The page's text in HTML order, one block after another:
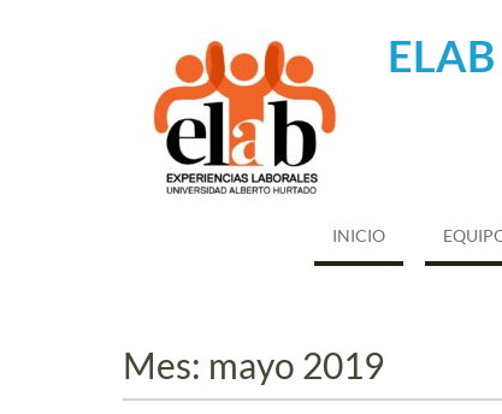
ELAB
INICIO
Mes: mayo 2019